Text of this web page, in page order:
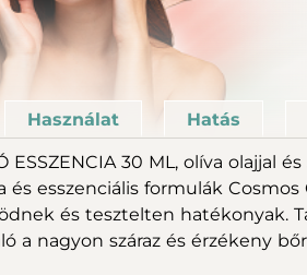
Használat Hatás
ESSZENCIA 30 ML, olíva
és esszenciális formulák
és tesztelten hatékonyak.
a nagyon száraz és érzékeny